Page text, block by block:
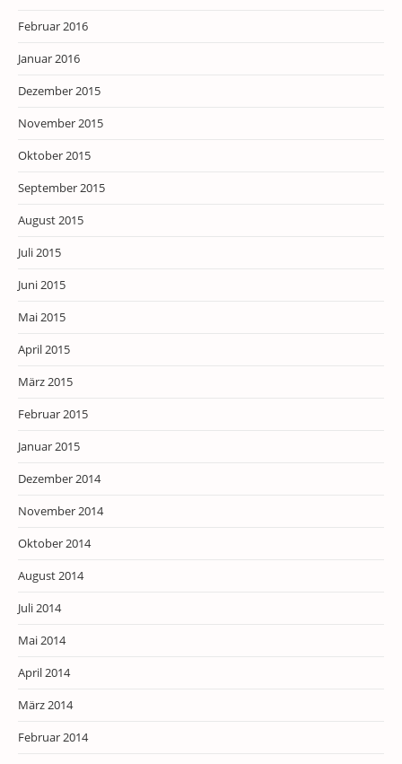
Februar 2016
Januar 2016
Dezember 2015
November 2015
Oktober 2015
September 2015
August 2015
Juli 2015
Juni 2015
Mai 2015
April 2015
März 2015
Februar 2015
Januar 2015
Dezember 2014
November 2014
Oktober 2014
August 2014
Juli 2014
Mai 2014
April 2014
März 2014
Februar 2014